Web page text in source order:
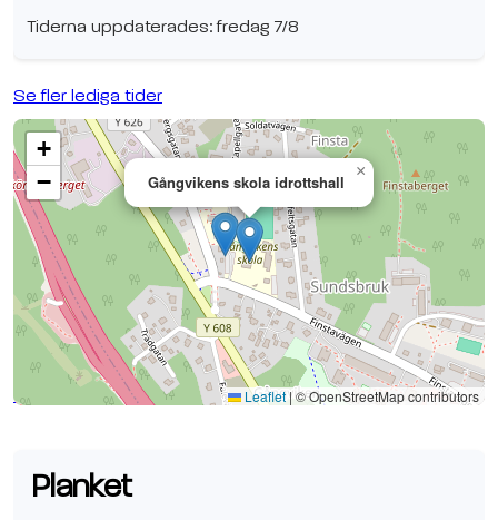
Tiderna uppdaterades: fredag 7/8
Se fler lediga tider
Gångvikens skola idrottshall
×
+
−
Leaflet|© OpenStreetMap contributors
Se planen på Google Maps
Planket